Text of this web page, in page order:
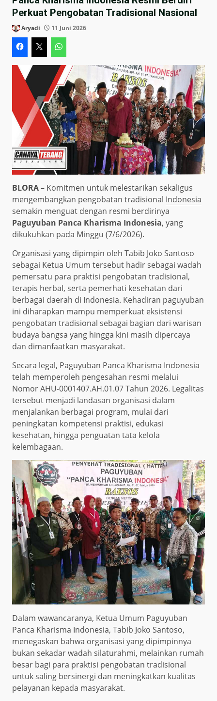
Perkuat Pengobatan Tradisional Nasional
Aryadi 11 Juni 2026
BLORA– Komitmen untuk melestarikan sekaligus
mengembangkan pengobatan tradisional Indonesia
semakin menguat dengan resmi berdirinya
Paguyuban Panca Kharisma Indonesia, yang
dikukuhkan pada Minggu (7/6/2026).
Organisasi yang dipimpin oleh Tabib Joko Santoso
sebagai Ketua Umum tersebut hadir sebagai wadah
pemersatu para praktisi pengobatan tradisional,
terapis herbal, serta pemerhati kesehatan dari
berbagai daerah di Indonesia. Kehadiran paguyuban
ini diharapkan mampu memperkuat eksistensi
pengobatan tradisional sebagai bagian dari warisan
budaya bangsa yang hingga kini masih dipercaya
dan dimanfaatkan masyarakat.
Secara legal, Paguyuban Panca Kharisma Indonesia
telah memperoleh pengesahan resmi melalui
Nomor AHU-0001407.AH.01.07 Tahun 2026. Legalitas
tersebut menjadi landasan organisasi dalam
menjalankan berbagai program, mulai dari
peningkatan kompetensi praktisi, edukasi
kesehatan, hingga penguatan tata kelola
kelembagaan.
Dalam wawancaranya, Ketua Umum Paguyuban
Panca Kharisma Indonesia, Tabib Joko Santoso,
menegaskan bahwa organisasi yang dipimpinnya
bukan sekadar wadah silaturahmi, melainkan rumah
besar bagi para praktisi pengobatan tradisional
untuk saling bersinergi dan meningkatkan kualitas
pelayanan kepada masyarakat.